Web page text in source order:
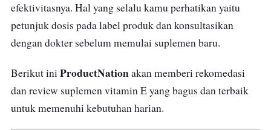
efektivitasnya. Hal yang selalu kamu perhatikan yaitu
petunjuk dosis pada label produk dan konsultasikan
dengan dokter sebelum memulai suplemen baru.
Berikut ini ProductNationakan memberi rekomedasi
dan review suplemen vitamin E yang bagus dan terbaik
untuk memenuhi kebutuhan harian.